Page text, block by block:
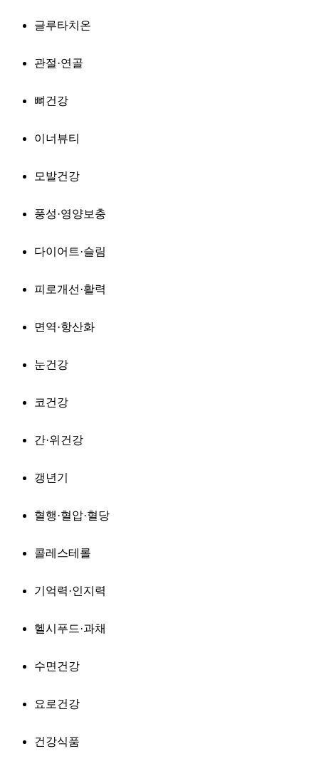
글루타치온
관절·연골
뼈건강
이너뷰티
모발건강
풍성·영양보충
다이어트·슬림
피로개선·활력
면역·항산화
눈건강
코건강
간·위건강
갱년기
혈행·혈압·혈당
콜레스테롤
기억력·인지력
헬시푸드·과채
수면건강
요로건강
건강식품